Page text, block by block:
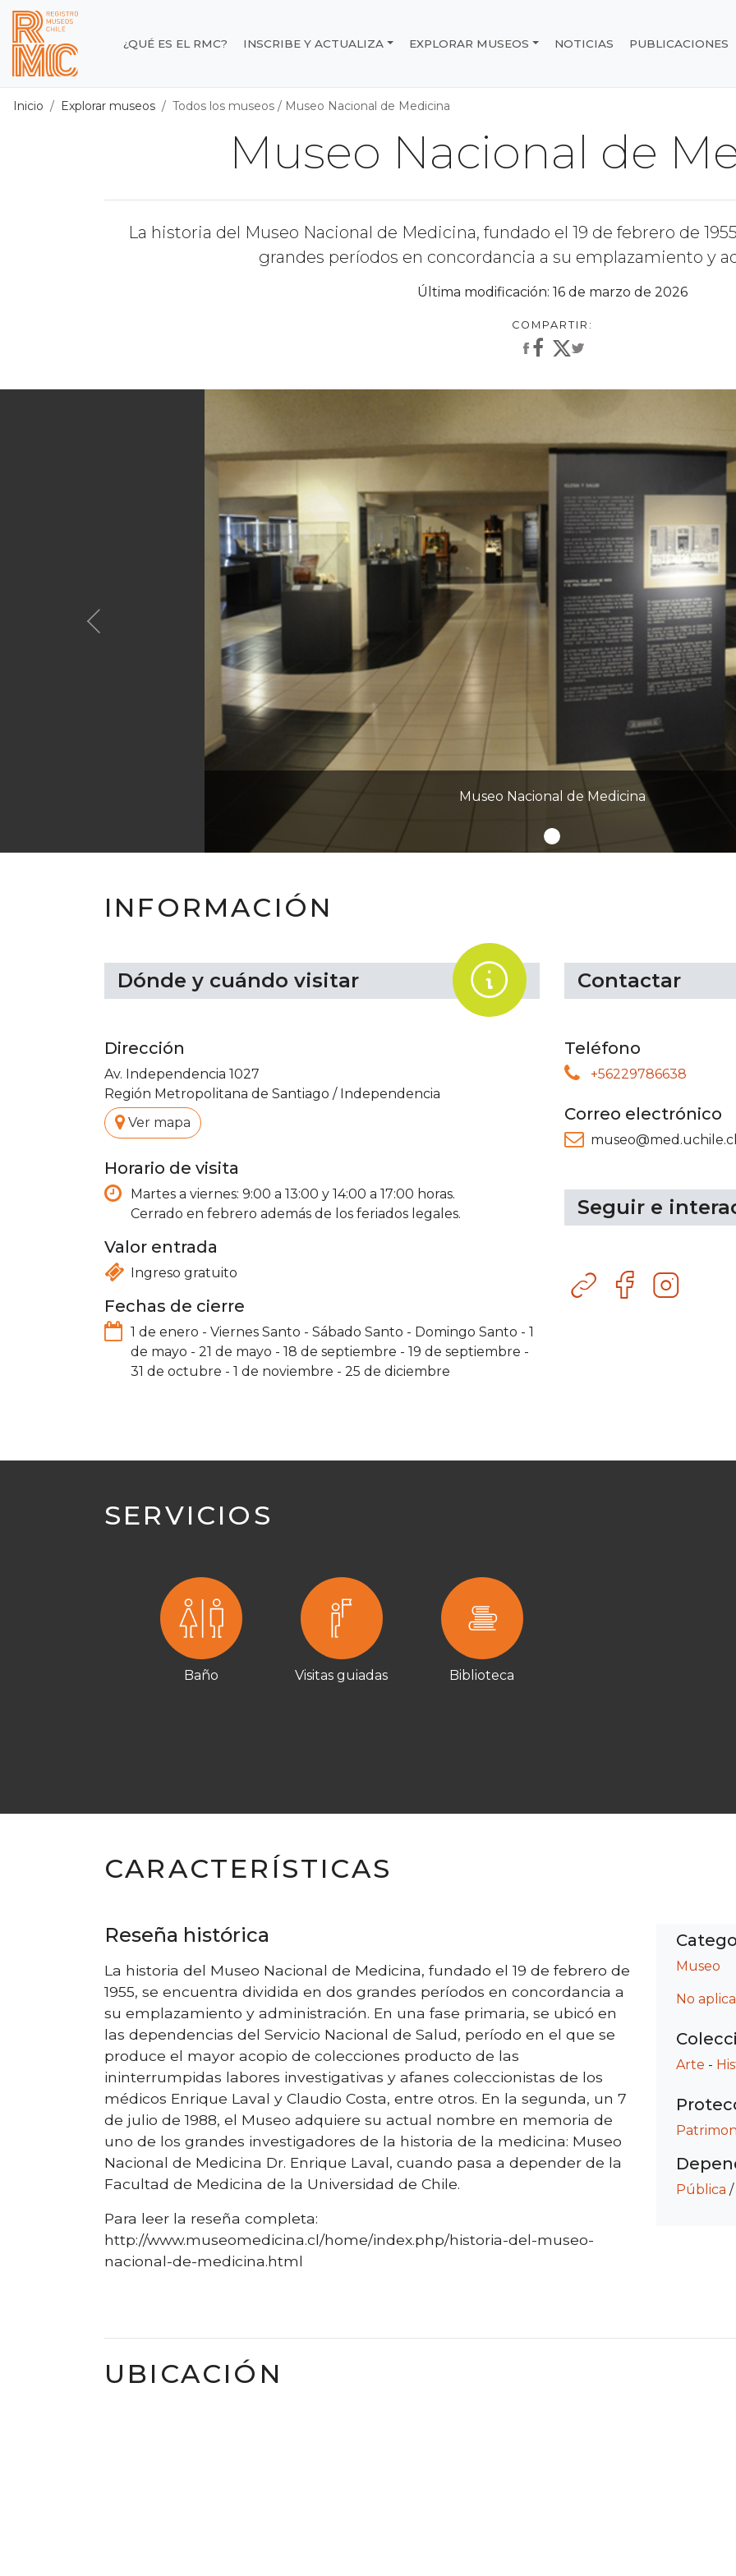
Contenido principal
Registro de Museos de Chile
¿QUÉ ES EL RMC? INSCRIBE Y ACTUALIZA EXPLORAR MUSEOS NOTICIAS PUBLICACIONES
Inicio Explorar museos Todos los museos / Museo Nacional de Medicina
Museo Nacional de
La historia del Museo Nacional de Medicina, fundado el 19 de febrero de
grandes períodos en concordancia a su emplazamiento y
Última modificación: 16 de marzo de 2026
Museo Nacional de Medicina
Anterior
INFORMACIÓN
Dónde y cuándo visitar .
Dirección
Av. Independencia 1027
Región Metropolitana de Santiago / Independencia
. Ver mapa
Horario de visita
Martes a viernes: 9:00 a 13:00 y 14:00 a 17:00 horas.
Cerrado en febrero además de los feriados legales.
Valor entrada
Ingreso gratuito
Fechas de cierre
1 de enero - Viernes Santo - Sábado Santo - Domingo Santo - 1
de mayo - 21 de mayo - 18 de septiembre - 19 de septiembre -
31 de octubre - 1 de noviembre - 25 de diciembre
Contactar
Teléfono
+56229786638
Correo electrónico
Seguir e
SERVICIOS
Baño Visitas guiadas Biblioteca
CARACTERÍSTICAS
Reseña histórica
La historia del Museo Nacional de Medicina, fundado el 19 de febrero de
1955, se encuentra dividida en dos grandes períodos en concordancia a
su emplazamiento y administración. En una fase primaria, se ubicó en
las dependencias del Servicio Nacional de Salud, período en el que se
produce el mayor acopio de colecciones producto de las
ininterrumpidas labores investigativas y afanes coleccionistas de los
médicos Enrique Laval y Claudio Costa, entre otros. En la segunda, un 7
de julio de 1988, el Museo adquiere su actual nombre en memoria de
uno de los grandes investigadores de la historia de la medicina: Museo
Nacional de Medicina Dr. Enrique Laval, cuando pasa a depender de la
Facultad de Medicina de la Universidad de Chile.
Para leer la reseña completa:
http://www.museomedicina.cl/home/index.php/historia-del-museo-
nacional-de-medicina.html
Museo
No aplica
Arte -
Pública /
UBICACIÓN